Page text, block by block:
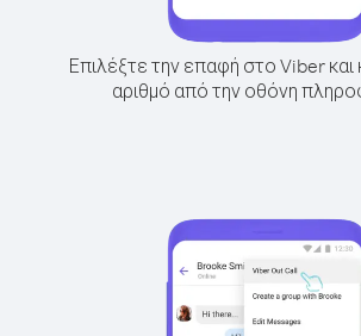
Επιλέξτε την επαφή στο Viber
αριθμό από την οθόνη